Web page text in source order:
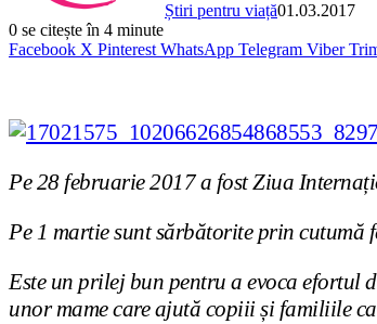
Știri pentru viață01.03.2017
0 se citește în 4 minute
Facebook X Pinterest WhatsApp Telegram Viber
Pe 28 februarie 2017 a fost Ziua
Pe 1 martie sunt sărbătorite prin cutumă
Este un prilej bun pentru a evoca efortul
unor mame care ajută copiii și familiile